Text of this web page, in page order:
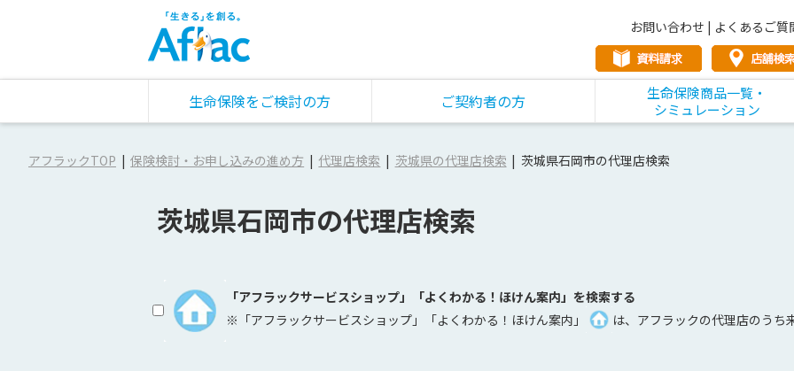
お問い合わせ | よくあるご質
生命保険をご検討の方 ご契約者の方
生命保険商品一覧・
シミュレーション
アフラックTOP 保険検討・お申し込みの進め方 代理店検索 茨城県の代理店検索 茨城県石岡市の代理店検索
茨城県石岡市の代理店検索
「アフラックサービスショップ」「よくわかる！ほけん案内」を検索する
※「アフラックサービスショップ」「よくわかる！ほけん案内」
は、アフラックの代理店のうち